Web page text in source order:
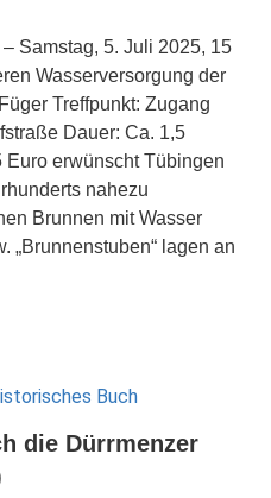
Samstag, 5. Juli 2025, 15
Wasserversorgung der
Treffpunkt: Zugang
Dauer: Ca. 1,5
erwünscht Tübingen
nahezu
Brunnen mit Wasser
„Brunnenstuben“ lagen an
die Dürrmenzer